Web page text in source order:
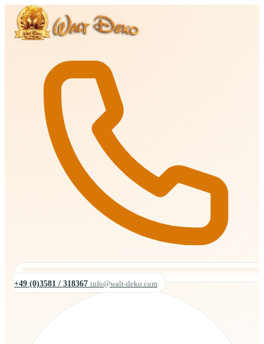
+49 (0)3581 / 318367 info@walt-deko.com